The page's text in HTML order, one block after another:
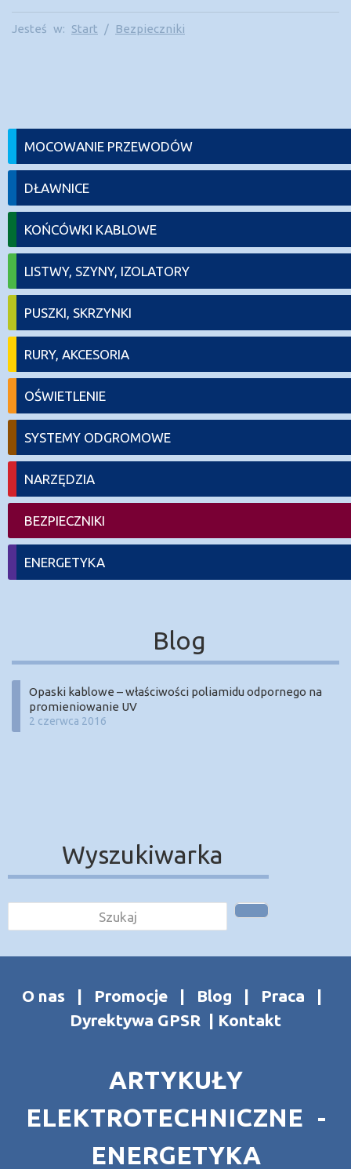
Jesteś w: Start / Bezpieczniki
MOCOWANIE PRZEWODÓW
DŁAWNICE
KOŃCÓWKI KABLOWE
LISTWY, SZYNY, IZOLATORY
PUSZKI, SKRZYNKI
RURY, AKCESORIA
OŚWIETLENIE
SYSTEMY ODGROMOWE
NARZĘDZIA
BEZPIECZNIKI
ENERGETYKA
Blog
Opaski kablowe – właściwości poliamidu odpornego na
promieniowanie UV
2 czerwca 2016
Wyszukiwarka
O nas| Promocje| Blog | Praca |
Dyrektywa GPSR | Kontakt
ARTYKUŁY
ELEKTROTECHNICZNE -
ENERGETYKA